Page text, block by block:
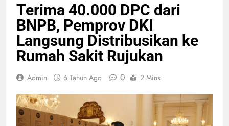
Terima 40.000 DPC dari
BNPB, Pemprov DKI
Langsung Distribusikan ke
Rumah Sakit Rujukan
Admin 6 Tahun Ago 0 2 Mins